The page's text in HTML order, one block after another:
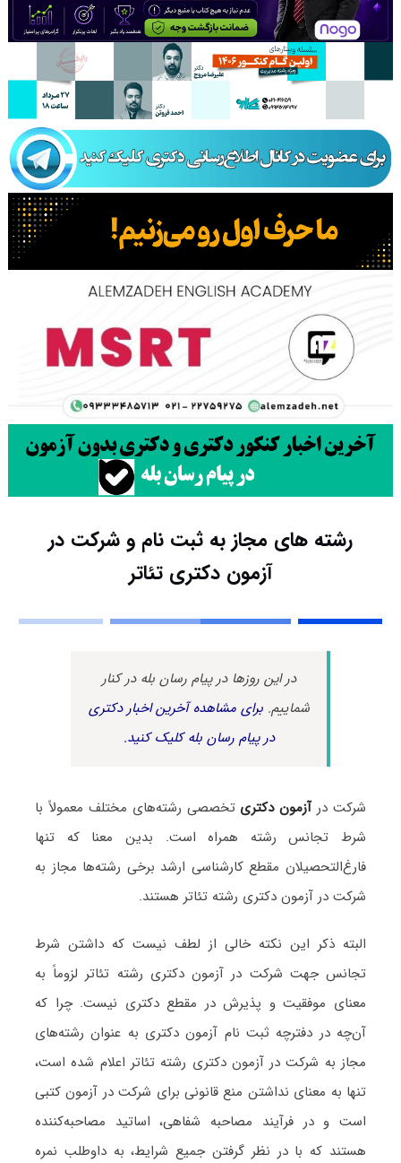
رشته های مجاز به ثبت نام و شرکت در
آزمون دکتری تئاتر
در این روزها در پیام رسان بله در کنار
شماییم.برای مشاهده آخرین اخبار دکتری
در پیام رسان بله کلیک کنید.
شرکت درآزمون دکتری تخصصی رشته‌های مختلف معمولاً با
شرط تجانس رشته همراه است. بدین معنا که تنها
فارغ‌التحصیلان مقطع کارشناسی ارشد برخی رشته‌ها مجاز به
شرکت در آزمون دکتری رشته تئاتر هستند.
البته ذکر این نکته خالی از لطف نیست که داشتن شرط
تجانس جهت شرکت در آزمون دکتری رشته تئاتر لزوماً به
معنای موفقیت و پذیرش در مقطع دکتری نیست. چرا که
آن‌چه در دفترچه ثبت نام آزمون دکتری به عنوان رشته‌های
مجاز به شرکت در آزمون دکتری رشته تئاتر اعلام شده است،
تنها به معنای نداشتن منع قانونی برای شرکت در آزمون کتبی
است و در فرآیند مصاحبه شفاهی، اساتید مصاحبه‌کننده
هستند که با در نظر گرفتن جمیع شرایط، به داوطلب نمره